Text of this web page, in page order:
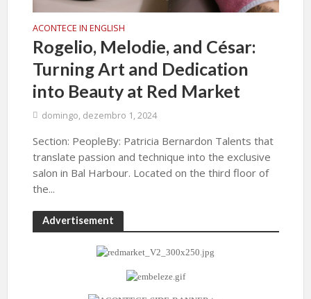
ACONTECE IN ENGLISH
Rogelio, Melodie, and César:
Turning Art and Dedication
into Beauty at Red Market
domingo, dezembro 1, 2024
Section: PeopleBy: Patricia Bernardon Talents that
translate passion and technique into the exclusive
salon in Bal Harbour. Located on the third floor of
the...
Advertisement